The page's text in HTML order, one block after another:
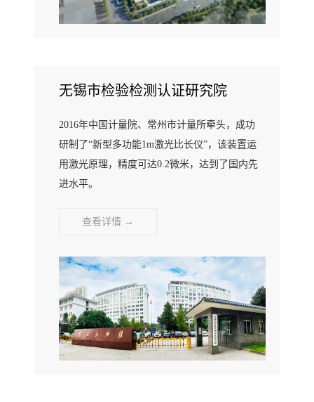
无锡市检验检测认证研究院
2016年中国计量院、常州市计量所牵头，成功
研制了“新型多功能1m激光比长仪”，该装置运
用激光原理，精度可达0.2微米，达到了国内先
进水平。
查看详情 →